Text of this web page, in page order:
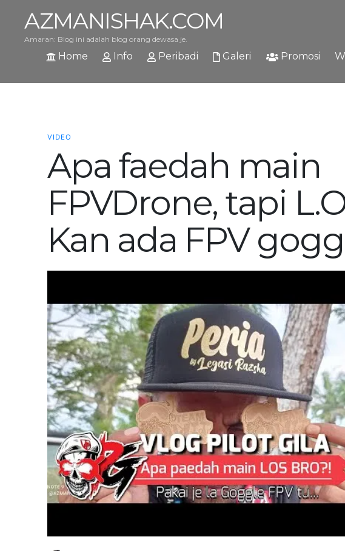
AZMANISHAK.COM
Amaran: Blog ini adalah blog orang dewasa je.
Home Info Peribadi Galeri Promosi
VIDEO
Apa faedah main
FPVDrone, tapi
Kan ada FPV